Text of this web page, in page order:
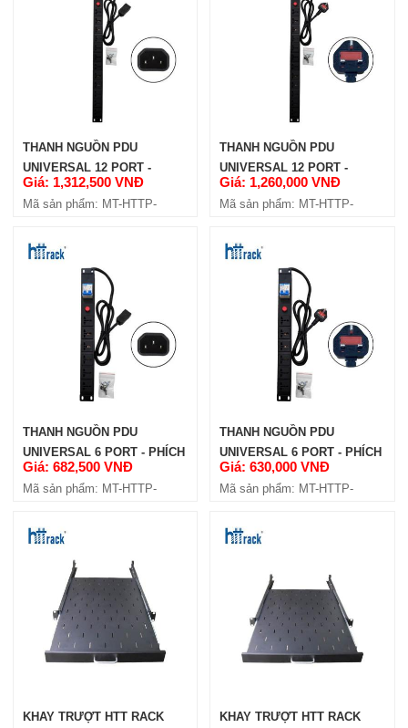
Mã sản phẩm: MT-HTT-FT1000
(HTT-FT800)
Mã sản phẩm: MT-HTT-FT800
(HTT-FT600)
Mã sản phẩm: MT-HTT-FT600
THANH NGUỒN PDU
UNIVERSAL 12 PORT -
PHÍCH CẮM C14 (HTTP-
PDU12PC14)
Giá: 1,312,500 VNĐ
Mã sản phẩm: MT-HTTP-
THANH NGUỒN PDU
UNIVERSAL 12 PORT -
PHÍCH CẮM UK 3 CHẤU
(HTTP-PDU12PUK)
Giá: 1,260,000 VNĐ
Mã sản phẩm: MT-HTTP-
THANH NGUỒN PDU
UNIVERSAL 6 PORT - PHÍCH
CẮM C14 (HTTP-PDU6PC14)
Giá: 682,500 VNĐ
Mã sản phẩm: MT-HTTP-
THANH NGUỒN PDU
UNIVERSAL 6 PORT - PHÍCH
CẮM UK 3 CHẤU (HTTP-
PDU6PUK)
Giá: 630,000 VNĐ
Mã sản phẩm: MT-HTTP-
KHAY TRƯỢT HTT RACK
KHAY TRƯỢT HTT RACK